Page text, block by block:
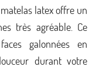
latex offre un
très agréable. Ce
galonnées en
durant votre